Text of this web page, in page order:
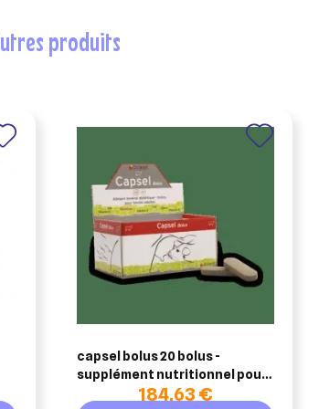
autres produits
capsel bolus 20 bolus -
supplément nutritionnel pour
184,63 €